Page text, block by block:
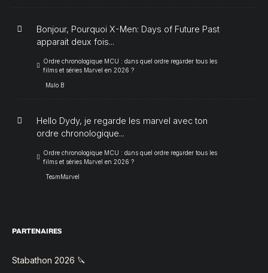
Bonjour, Pourquoi X-Men: Days of Future Past
apparait deux fois...
Ordre chronologique MCU : dans quel ordre regarder tous les
films et séries Marvel en 2026 ?
Malo B
Hello Dydy, je regarde les marvel avec ton
ordre chronologique...
Ordre chronologique MCU : dans quel ordre regarder tous les
films et séries Marvel en 2026 ?
TeamMarvel
PARTENAIRES
Stabathon 2026 🔪